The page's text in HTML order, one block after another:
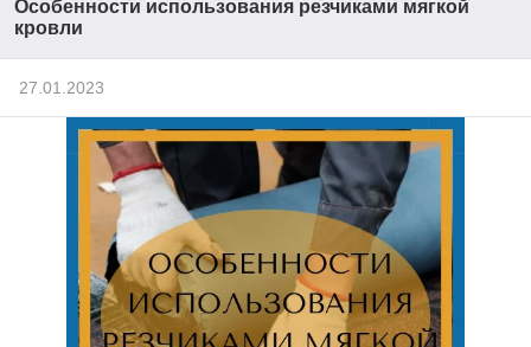
Особенности использования резчиками мягкой
кровли
27.01.2023